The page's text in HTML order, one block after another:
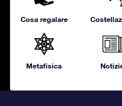
Cosa regalare
Metafisica